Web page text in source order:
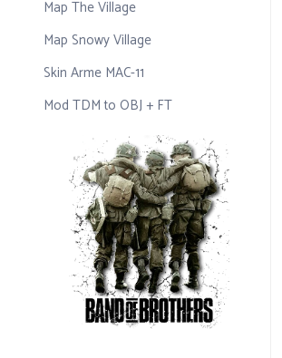
Map The Village
Map Snowy Village
Skin Arme MAC-11
Mod TDM to OBJ + FT